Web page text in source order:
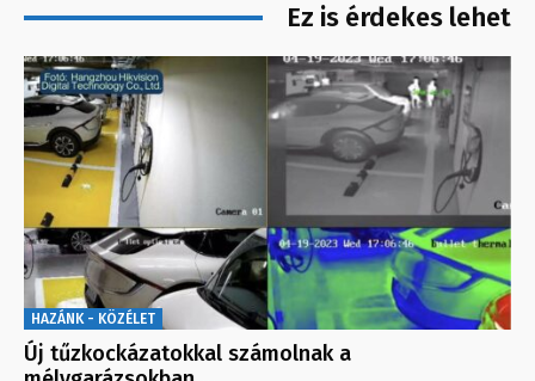
Ez is érdekes lehet
HAZÁNK - KÖZÉLET
Új tűzkockázatokkal számolnak a